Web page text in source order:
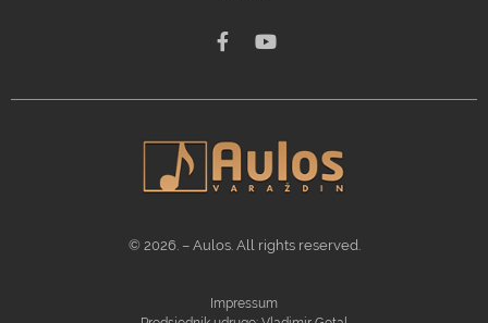
© 2026. – Aulos. All rights reserved.
Impressum